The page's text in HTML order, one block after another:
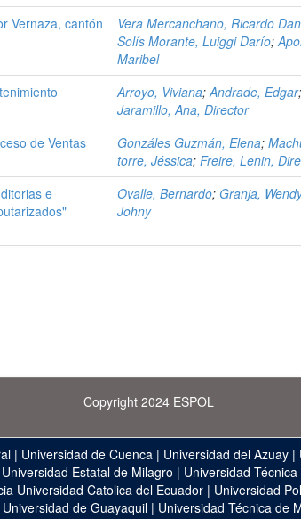
Vernaza, cantón
Vera Mercanchano, Ricardo
Solís Morante, Luiggi Darío;
Maribel
Arroyo, Viviana;Andrade, Edgar
Jaramillo, Ana, Director
de Ventas
Gonzáles Guzmán, Elena;
torre, Jéssica;Freire, Lenin,
e
Ovalle, Bernardo; Granja,
Johny
Copyright 2024 ESPOL
| Universidad de Cuenca | Universidad del Azuay |
Universidad Estatal de Milagro | Universidad
Universidad Catolica del Ecuador| Universidad
Universidad de Guayaquil | Universidad Técnica de